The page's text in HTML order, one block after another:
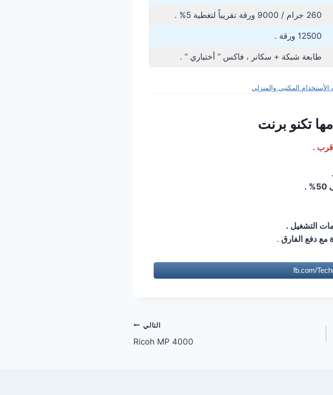
260 جرام / 9000 ورقة تقريباً لتغطية 5% .
12500 ورقة .
طابعة شبكة + سكانر ، فاكس ” أختياري ” .
المكتبي والمنزلي
تكنو برنت
.
التشغيل .
مع دفع الفارق .
fb.com/
التالي
Ricoh MP 4000